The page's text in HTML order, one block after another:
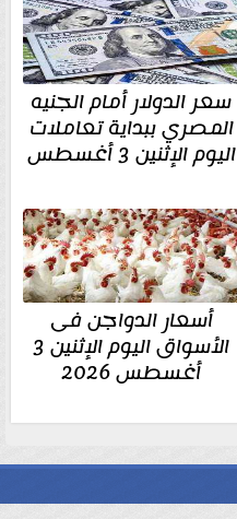
سعر الدولار أمام الجنيه
المصري ببداية تعاملات
اليوم الإثنين 3 أغسطس
أسعار الدواجن فى
الأسواق اليوم الإثنين 3
أغسطس 2026